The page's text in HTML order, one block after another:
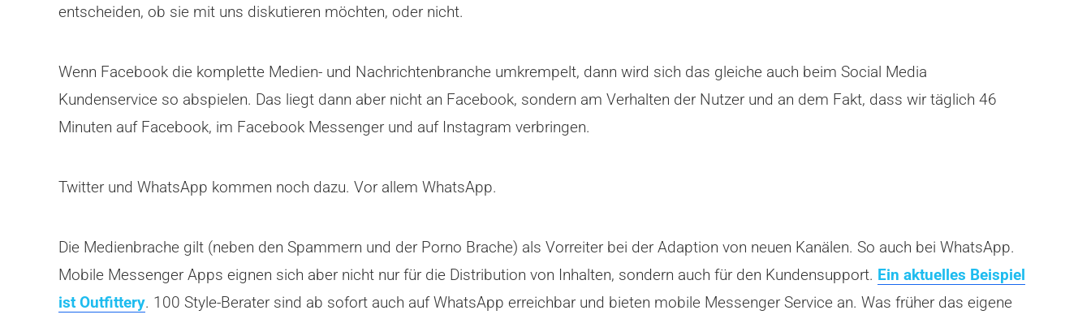
entscheiden, ob sie mit uns diskutieren möchten, oder nicht.
Wenn Facebook die komplette Medien- und Nachrichtenbranche umkrempelt, dann wird sich das gleiche auch beim Social Media
Kundenservice so abspielen. Das liegt dann aber nicht an Facebook, sondern am Verhalten der Nutzer und an dem Fakt, dass wir täglich 46
Minuten auf Facebook, im Facebook Messenger und auf Instagram verbringen.
Twitter und WhatsApp kommen noch dazu. Vor allem WhatsApp.
Die Medienbrache gilt (neben den Spammern und der Porno Brache) als Vorreiter bei der Adaption von neuen Kanälen. So auch bei WhatsApp.
Mobile Messenger Apps eignen sich aber nicht nur für die Distribution von Inhalten, sondern auch für den Kundensupport. Ein aktuelles Beispiel
ist Outfittery. 100 Style-Berater sind ab sofort auch auf WhatsApp erreichbar und bieten mobile Messenger Service an. Was früher das eigene